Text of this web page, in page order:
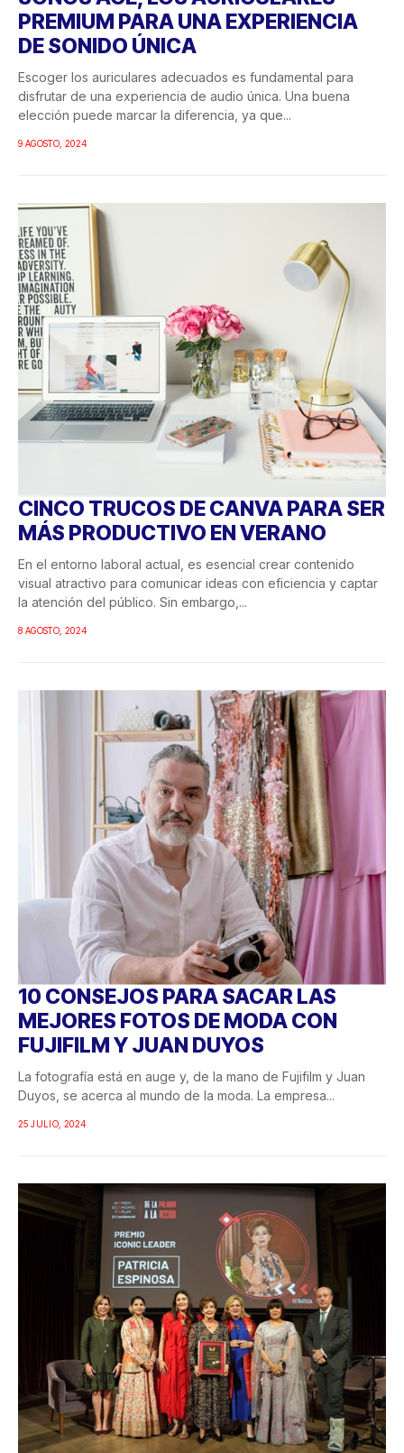
PREMIUM PARA UNA EXPERIENCIA
DE SONIDO ÚNICA
Escoger los auriculares adecuados es fundamental para
disfrutar de una experiencia de audio única. Una buena
elección puede marcar la diferencia, ya que...
9 AGOSTO, 2024
CINCO TRUCOS DE CANVA PARA SER
MÁS PRODUCTIVO EN VERANO
En el entorno laboral actual, es esencial crear contenido
visual atractivo para comunicar ideas con eficiencia y captar
la atención del público. Sin embargo,...
8 AGOSTO, 2024
10 CONSEJOS PARA SACAR LAS
MEJORES FOTOS DE MODA CON
FUJIFILM Y JUAN DUYOS
La fotografía está en auge y, de la mano de Fujifilm y Juan
Duyos, se acerca al mundo de la moda. La empresa...
25 JULIO, 2024